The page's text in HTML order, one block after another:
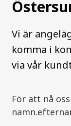
Vi är
komma i
via vår
För att nå